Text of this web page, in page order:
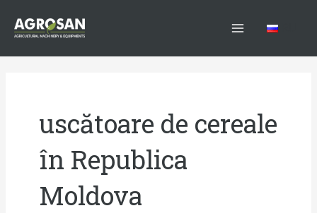
uscătoare de cereale
în Republica
Moldova